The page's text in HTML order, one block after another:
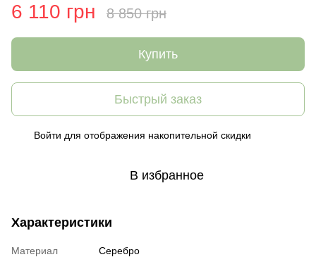
6 110 грн 8 850 грн
Купить
Быстрый заказ
Войти для отображения накопительной скидки
В избранное
Характеристики
Материал
Серебро